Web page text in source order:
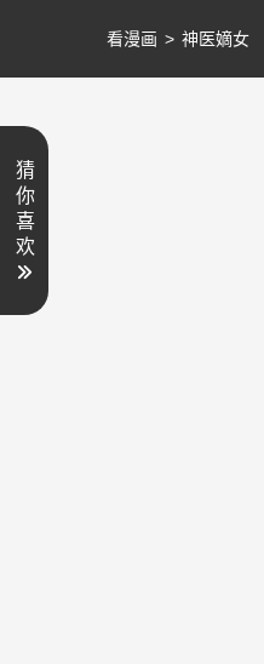
看漫画 > 神医嫡女
猜
你
喜
欢